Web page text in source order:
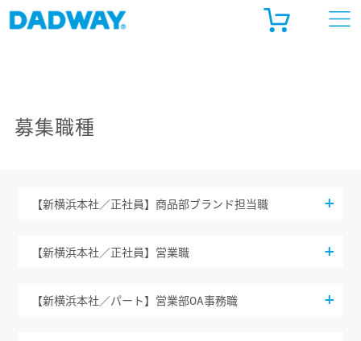
ゴベビー公式 オンラインストア
募集職種
【新横浜本社／正社員】商品部ブランド担当職
【新横浜本社／正社員】営業職
【新横浜本社／パート】営業部OA事務職